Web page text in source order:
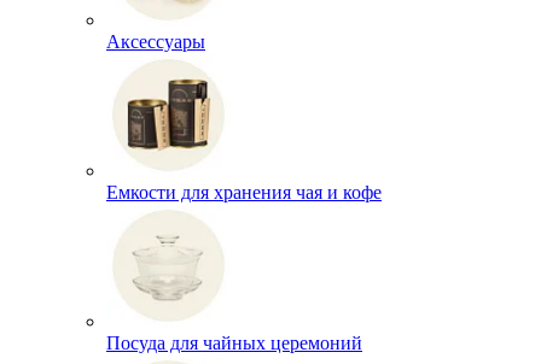
Аксессуары
Емкости для хранения чая и кофе
Посуда для чайных церемоний